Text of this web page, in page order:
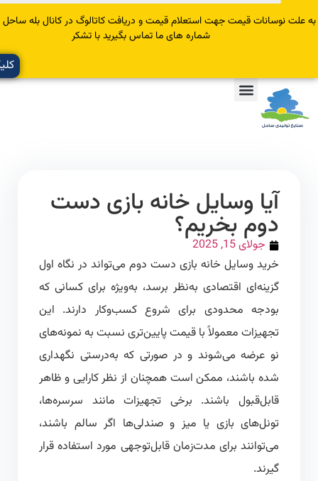
قیمت جهت استعلام قیمت و دریافت کاتالوگ در کانال بله ساحل عضو یا با
شماره های ما تماس بگیرید با تشکر
کلیک کنید
آیا وسایل خانه بازی دست
دوم بخریم؟
جولای 15, 2025
خرید وسایل خانه بازی دست دوم می‌تواند در نگاه اول
گزینه‌ای اقتصادی به‌نظر برسد، به‌ویژه برای کسانی که
بودجه محدودی برای شروع کسب‌وکار دارند. این
تجهیزات معمولاً با قیمت پایین‌تری نسبت به نمونه‌های
نو عرضه می‌شوند و در صورتی که به‌درستی نگهداری
شده باشند، ممکن است همچنان از نظر کارایی و ظاهر
قابل‌قبول باشند. برخی تجهیزات مانند سرسره‌ها،
تونل‌های بازی یا میز و صندلی‌ها اگر سالم باشند،
می‌توانند برای مدت‌زمان قابل‌توجهی مورد استفاده قرار